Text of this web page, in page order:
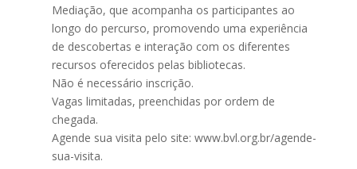
Mediação, que acompanha os participantes ao
longo do percurso, promovendo uma experiência
de descobertas e interação com os diferentes
recursos oferecidos pelas bibliotecas.
Não é necessário inscrição.
Vagas limitadas, preenchidas por ordem de
chegada.
Agende sua visita pelo site: www.bvl.org.br/agende-
sua-visita.